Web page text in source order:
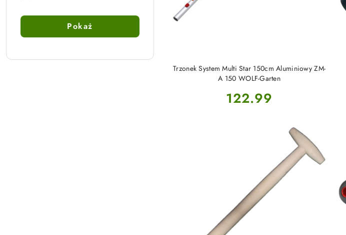
Pokaż
Trzonek System Multi Star 150cm Aluminiowy ZM-
A 150 WOLF-Garten
Cena:
122.99
DO KOSZYKA